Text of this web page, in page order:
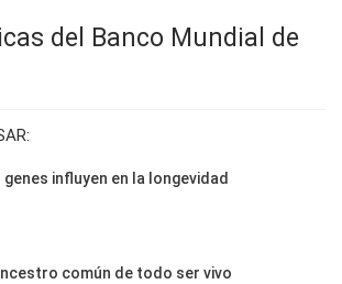
del Banco Mundial de
genes influyen en la longevidad
común de todo ser vivo